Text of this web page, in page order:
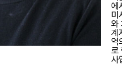
에
미
와
계
역
로
사